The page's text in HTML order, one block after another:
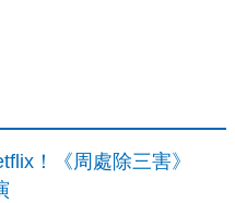
！《周處除三害》